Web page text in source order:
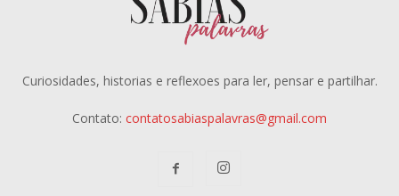
Curiosidades, historias e reflexoes para ler, pensar e partilhar.
Contato: contatosabiaspalavras@gmail.com